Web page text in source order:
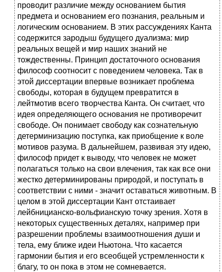
проводит различие между основанием бытия
предмета и основанием его познания, реальным и
логическим основанием. В этих рассуждениях Канта
содержится зародыш будущего дуализма: мир
реальных вещей и мир наших знаний не
тождественны. Принцип достаточного основания
философ соотносит с поведением человека. Так в
этой диссертации впервые возникает проблема
свободы, которая в будущем превратится в
лейтмотив всего творчества Канта. Он считает, что
идея определяющего основания не противоречит
свободе. Он понимает свободу как сознательную
детерминизацию поступка, как приобщение к воле
мотивов разума. В дальнейшем, развивая эту идею,
философ придет к выводу, что человек не может
полагаться только на свои влечения, так как все они
жестко детерминированы природой, и поступать в
соответствии с ними - значит оставаться животным. В
целом в этой диссертации Кант отстаивает
лейбницианско-вольфианскую точку зрения. Хотя в
некоторых существенных деталях, например при
разрешении проблемы взаимоотношения души и
тела, ему ближе идеи Ньютона. Что касается
гармонии бытия и его всеобщей устремленности к
благу, то он пока в этом не сомневается.